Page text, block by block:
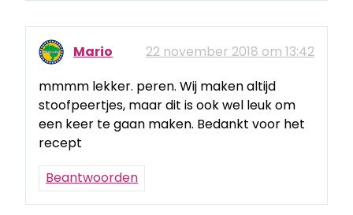
Mario
22 november 2018 om 13:42
mmmm lekker. peren. Wij maken altijd
stoofpeertjes, maar dit is ook wel leuk om
een keer te gaan maken. Bedankt voor het
recept
Beantwoorden